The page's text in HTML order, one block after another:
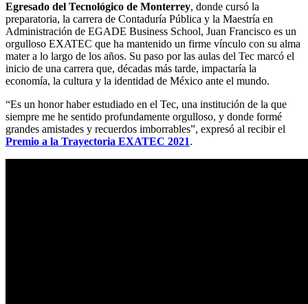
Egresado del Tecnológico de Monterrey, donde cursó la
preparatoria, la carrera de Contaduría Pública y la Maestría en
Administración de EGADE Business School, Juan Francisco es un
orgulloso EXATEC que ha mantenido un firme vínculo con su alma
mater a lo largo de los años. Su paso por las aulas del Tec marcó el
inicio de una carrera que, décadas más tarde, impactaría la
economía, la cultura y la identidad de México ante el mundo.
“Es un honor haber estudiado en el Tec, una institución de la que
siempre me he sentido profundamente orgulloso, y donde formé
grandes amistades y recuerdos imborrables”, expresó al recibir el
Premio a la Trayectoria EXATEC 2021.